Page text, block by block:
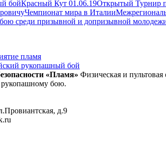
бойКрасный Кут 01.06.19Открытый Турнир
Чемпионат мира в Италии
среди призывной и допризывной
«Пламя» Физическая и
рукопашному бою.
д.9